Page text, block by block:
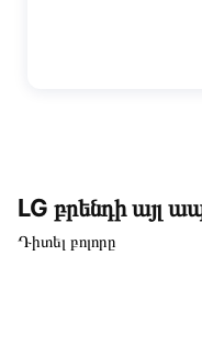
LG բրենդի այլ
Դիտել բոլորը